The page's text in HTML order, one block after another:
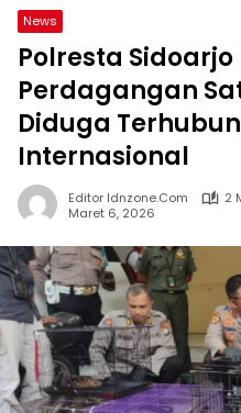
News
Polresta
Perdagangan
Diduga
Internasional
Editor Idnzone.com
2
Maret 6, 2026